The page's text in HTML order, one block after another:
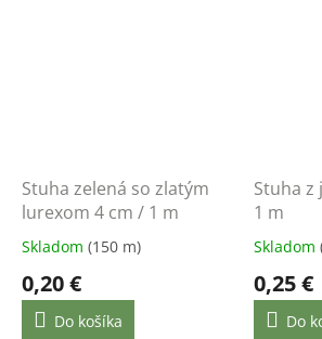
Stuha zelená so zlatým
lurexom 4 cm / 1 m
Skladom (150 m)
0,20 €
Do košíka
Stuha z
1 m
Skladom
0,25 €
Do